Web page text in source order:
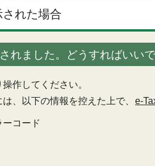
れた場合
れました。どうすればいいで
作してください。
、以下の情報を控えた上で、 e-
ーコード